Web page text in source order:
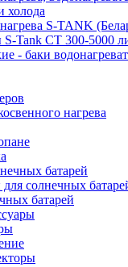
холода
S-TANK
Tank СТ 300-5000
- баки
нагрева
батарей
солнечных
батарей